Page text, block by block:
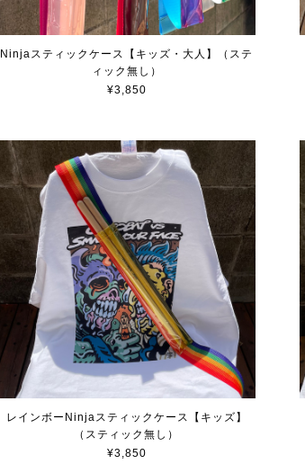
Ninjaスティックケース【キッズ・大人】（ステ
ィック無し）
¥3,850
レインボーNinjaスティックケース【キッズ】
（スティック無し）
¥3,850